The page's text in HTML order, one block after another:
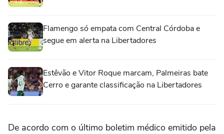
Flamengo só empata com Central Córdoba e
segue em alerta na Libertadores
Estêvão e Vitor Roque marcam, Palmeiras bate
Cerro e garante classificação na Libertadores
De acordo com o último boletim médico emitido pela